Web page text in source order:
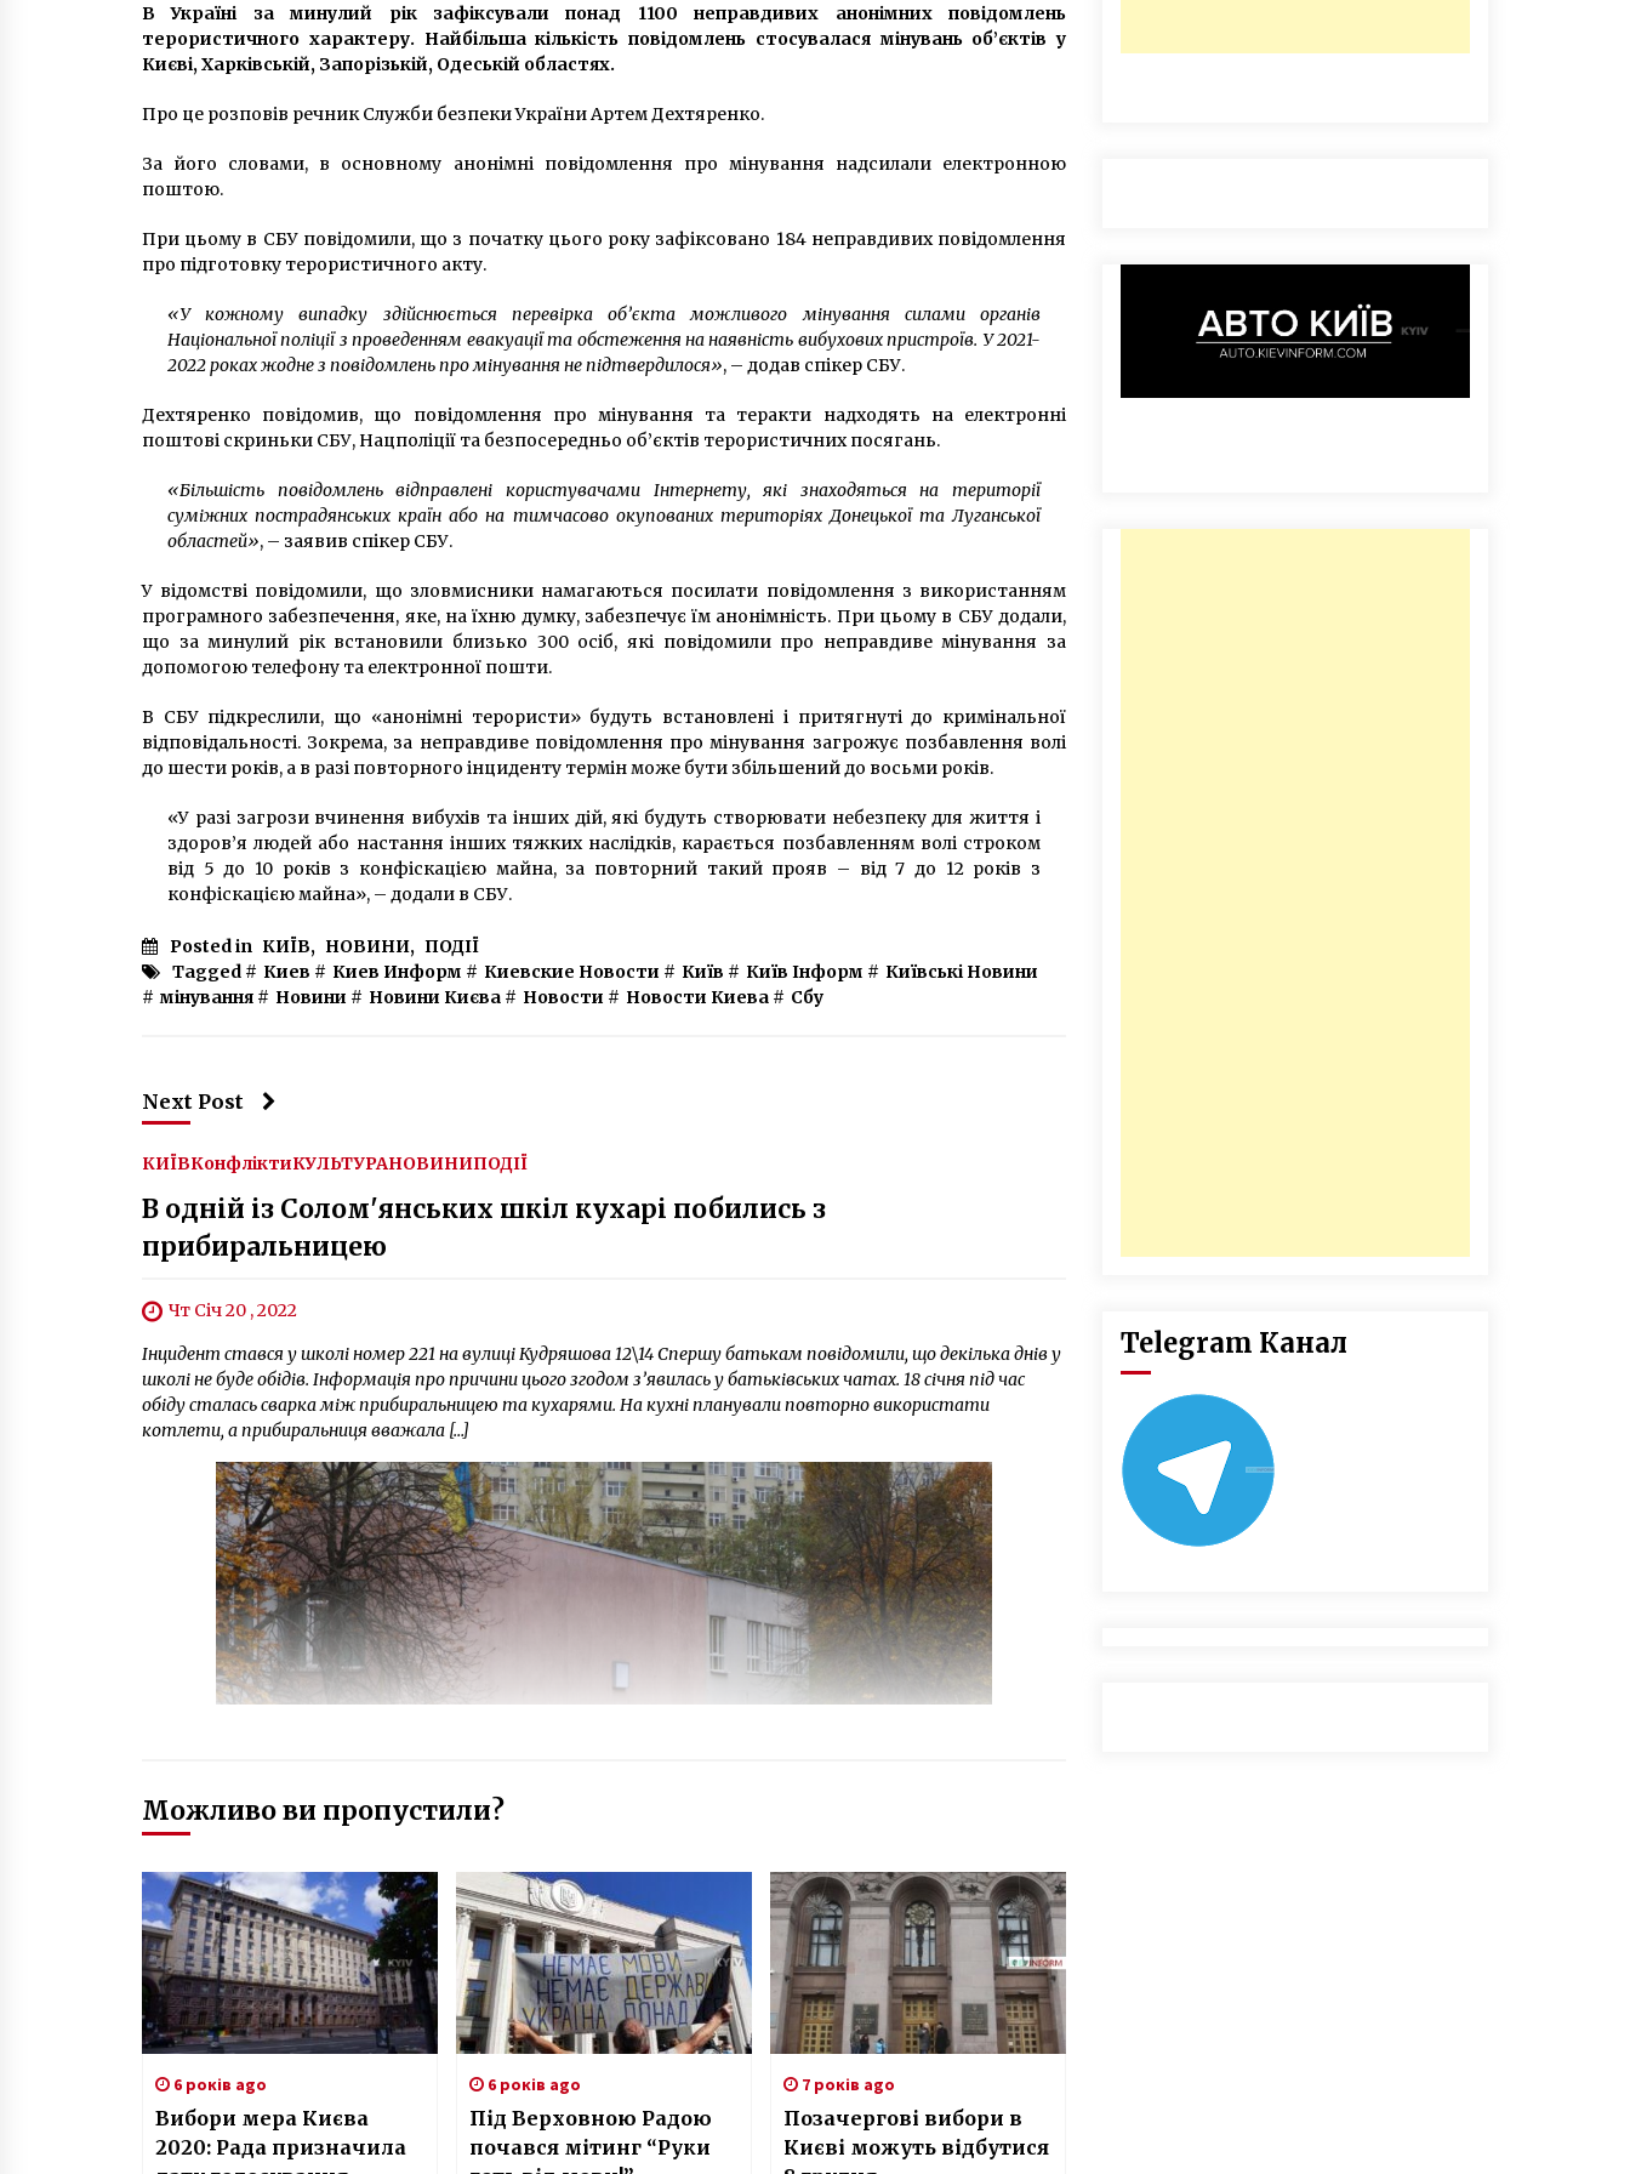
В Україні за минулий рік зафіксували понад 1100 неправдивих анонімних повідомлень
терористичного характеру. Найбільша кількість повідомлень стосувалася мінувань об’єктів у
Києві, Харківській, Запорізькій, Одеській областях.
Про це розповів речник Служби безпеки України Артем Дехтяренко.
За його словами, в основному анонімні повідомлення про мінування надсилали електронною
поштою.
При цьому в СБУ повідомили, що з початку цього року зафіксовано 184 неправдивих повідомлення
про підготовку терористичного акту.
«У кожному випадку здійснюється перевірка об’єкта можливого мінування силами органів
Національної поліції з проведенням евакуації та обстеження на наявність вибухових пристроїв. У 2021-
2022 роках жодне з повідомлень про мінування не підтвердилося», – додав спікер СБУ.
Дехтяренко повідомив, що повідомлення про мінування та теракти надходять на електронні
поштові скриньки СБУ, Нацполіції та безпосередньо об’єктів терористичних посягань.
«Більшість повідомлень відправлені користувачами Інтернету, які знаходяться на території
суміжних пострадянських країн або на тимчасово окупованих територіях Донецької та Луганської
областей», – заявив спікер СБУ.
У відомстві повідомили, що зловмисники намагаються посилати повідомлення з використанням
програмного забезпечення, яке, на їхню думку, забезпечує їм анонімність. При цьому в СБУ додали,
що за минулий рік встановили близько 300 осіб, які повідомили про неправдиве мінування за
допомогою телефону та електронної пошти.
В СБУ підкреслили, що «анонімні терористи» будуть встановлені і притягнуті до кримінальної
відповідальності. Зокрема, за неправдиве повідомлення про мінування загрожує позбавлення волі
до шести років, а в разі повторного інциденту термін може бути збільшений до восьми років.
«У разі загрози вчинення вибухів та інших дій, які будуть створювати небезпеку для життя і
здоров’я людей або настання інших тяжких наслідків, карається позбавленням волі строком
від 5 до 10 років з конфіскацією майна, за повторний такий прояв – від 7 до 12 років з
конфіскацією майна», – додали в СБУ.
Posted in КИЇВ, НОВИНИ, ПОДІЇ
Tagged # Киев # Киев Информ # Киевские Новости # Київ # Київ Інформ # Київські Новини
# мінування # Новини # Новини Києва # Новости # Новости Киева # Сбу
Next Post
КИЇВКонфліктиКУЛЬТУРАНОВИНИПОДІЇ
В одній із Солом'янських шкіл кухарі побились з
прибиральницею
Чт Січ 20 , 2022
Інцидент стався у школі номер 221 на вулиці Кудряшова 12\14 Спершу батькам повідомили, що декілька днів у
школі не буде обідів. Інформація про причини цього згодом з’явилась у батьківських чатах. 18 січня під час
обіду сталась сварка між прибиральницею та кухарями. На кухні планували повторно використати
котлети, а прибиральниця вважала […]
Можливо ви пропустили?
6 років ago
Вибори мера Києва
2020: Рада призначила
6 років ago
Під Верховною Радою
почався мітинг “Руки
7 років ago
Позачергові вибори в
Києві можуть відбутися
Telegram Канал